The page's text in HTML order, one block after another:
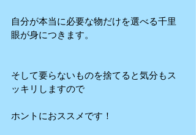
自分が本当に必要な物だけを選べる千里
眼が身につきます。
そして要らないものを捨てると気分もス
ッキリしますので
ホントにおススメです！